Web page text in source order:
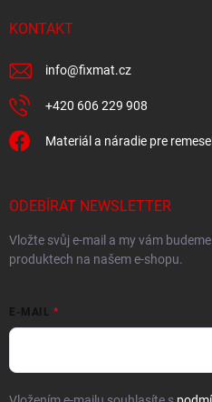
KONTAKT
info@fixmat.cz
+420 606 229 908
Materiál a náradie pre
ODEBÍRAT NEWSLETTER
Vložte svůj e-mail a my vám
produktech na našem e-shopu.
E-MAIL